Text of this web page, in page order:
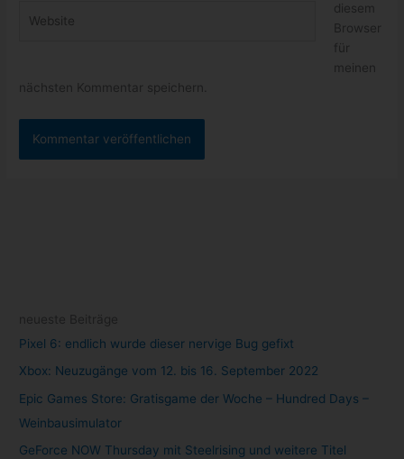
diesem
Browser
für
meinen
nächsten Kommentar speichern.
Pixel 6: endlich wurde dieser nervige Bug gefixt
Xbox: Neuzugänge vom 12. bis 16. September 2022
Epic Games Store: Gratisgame der Woche – Hundred Days –
Weinbausimulator
GeForce NOW Thursday mit Steelrising und weitere Titel